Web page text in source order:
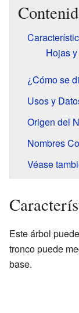
Hojas
¿Cómo se
Usos y
Origen del
Nombres
Véase
Este árbol
tronco puede
base.